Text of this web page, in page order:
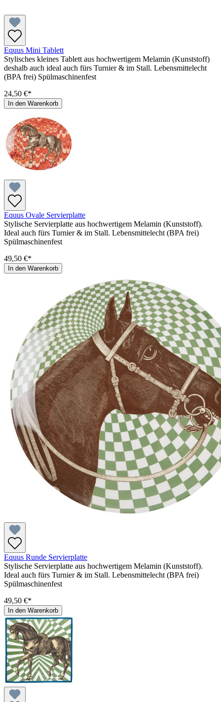
Equus Mini Tablett
Stylisches kleines Tablett aus hochwertigem Melamin (Kunststoff)
deshalb auch ideal auch fürs Turnier & im Stall. Lebensmittelecht
(BPA frei) Spülmaschinenfest
24,50 €*
In den Warenkorb
Equus Ovale Servierplatte
Stylische Servierplatte aus hochwertigem Melamin (Kunststoff).
Ideal auch fürs Turnier & im Stall. Lebensmittelecht (BPA frei)
Spülmaschinenfest
49,50 €*
In den Warenkorb
Equus Runde Servierplatte
Stylische Servierplatte aus hochwertigem Melamin (Kunststoff).
Ideal auch fürs Turnier & im Stall. Lebensmittelecht (BPA frei)
Spülmaschinenfest
49,50 €*
In den Warenkorb